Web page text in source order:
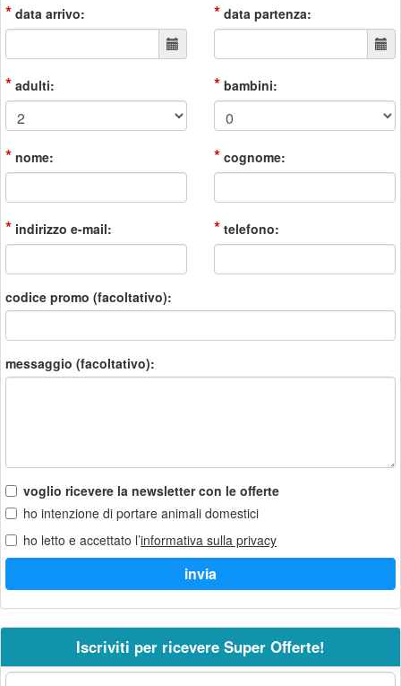
* data arrivo: * data partenza:
* adulti: * bambini:
* nome: * cognome:
* indirizzo e-mail: * telefono:
codice promo (facoltativo):
messaggio (facoltativo):
voglio ricevere la newsletter con le offerte
ho intenzione di portare animali domestici
ho letto e accettato l’informativa sulla privacy
Iscriviti per ricevere Super Offerte!
La